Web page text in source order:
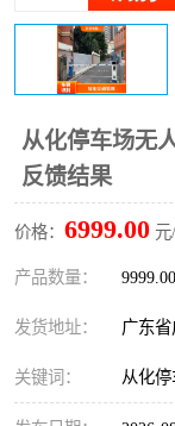
从化停车场无
反馈结果
价格： 6999.00 元
产品数量：
发货地址： 广东
关键词： 从化